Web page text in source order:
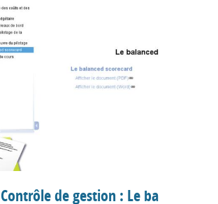
Contrôle de gestion : Le balanced